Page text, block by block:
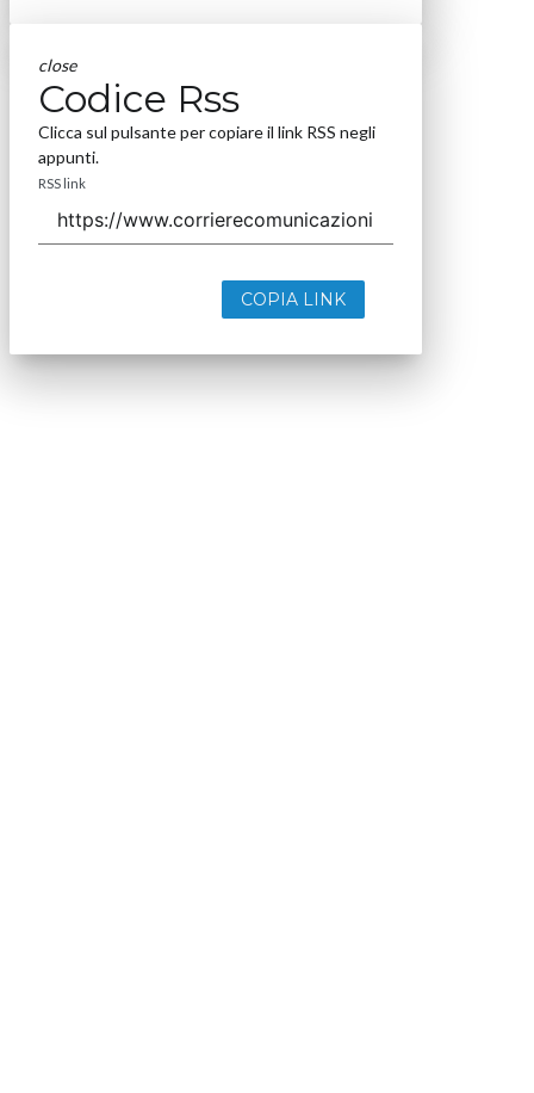
close
Codice Rss
Clicca sul pulsante per copiare il link RSS negli
appunti.
RSS link
COPIA LINK